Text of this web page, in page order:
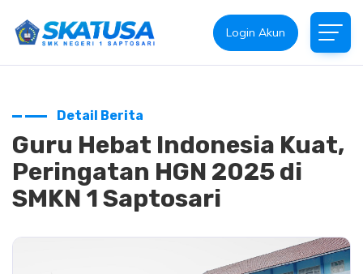
Login Akun
Detail Berita
Guru Hebat Indonesia Kuat,
Peringatan HGN 2025 di
SMKN 1 Saptosari